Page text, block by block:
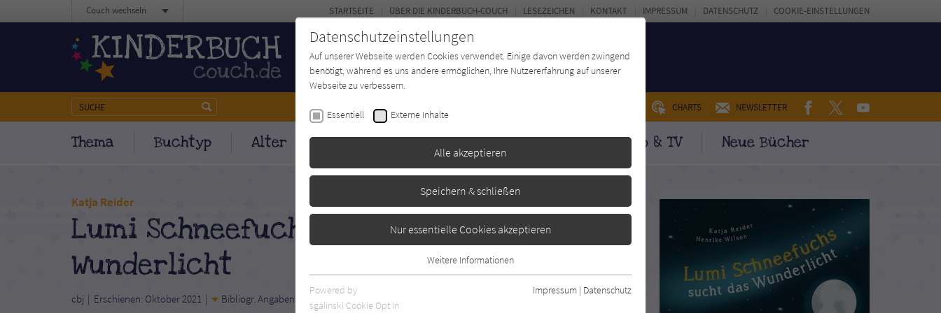
CHARTS NEWSLETTER FACEBOOKTWITTERYOUTUBE
Thema Buchtyp Alter Autor*in Verlage Magazin Kino & TV Neue Bücher
STARTSEITE ÜBER DIE KINDERBUCH-COUCH LESEZEICHEN KONTAKT IMPRESSUM DATENSCHUTZ COOKIE-EINSTELLUNGEN
Couch wechseln
Katja Reider
Lumi Schneefuchs sucht das
Wunderlicht
cbj Erschienen: Oktober 2021 Bibliogr. Angaben
Datenschutzeinstellungen
Auf unserer Webseite werden Cookies verwendet. Einige davon werden zwingend
benötigt, während es uns andere ermöglichen, Ihre Nutzererfahrung auf unserer
Webseite zu verbessern.
Essentiell Externe Inhalte
Alle akzeptieren
Speichern & schließen
Nur essentielle Cookies akzeptieren
Essentielle Cookies werden für grundlegende Funktionen der Webseite
benötigt. Dadurch ist gewährleistet, dass die Webseite einwandfrei
Weitere Informationen
Powered by
sgalinski Cookie Opt In
Impressum | Datenschutz